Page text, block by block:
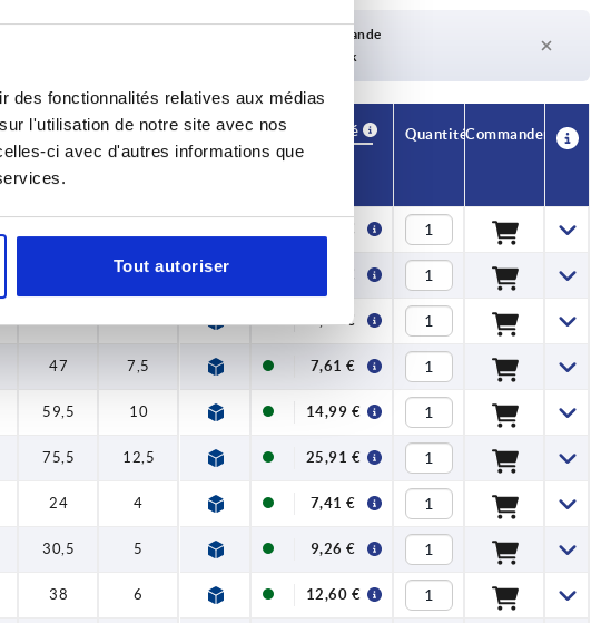
des fonctionnalités relatives aux médias
l'utilisation de notre site avec nos
ci avec d'autres informations que
Tout autoriser
24
30
Délai de livraison sur demande
Actuellement pas en stock
H L2
CAO
Disponibilité
QuantitéCommander
3,66 €
5 4,20 €
5,44 €
47 7,5 7,61 €
59,5 10 14,99 €
75,5 12,5 25,91 €
24 4 7,41 €
30,5 5 9,26 €
38 6 12,60 €